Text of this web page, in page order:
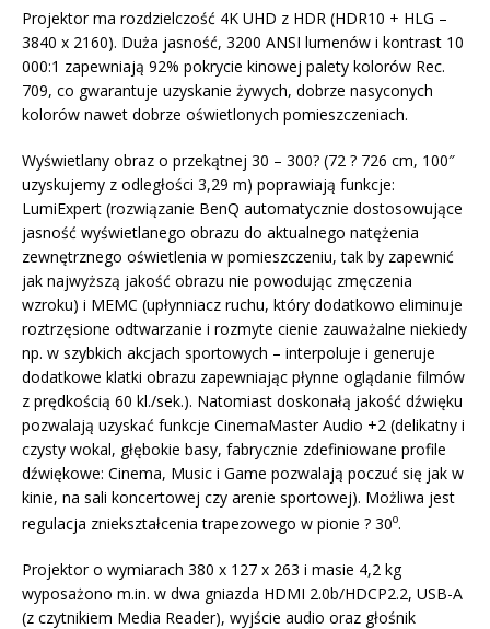
Projektor ma rozdzielczość 4K UHD z HDR (HDR10 + HLG –
3840 x 2160). Duża jasność, 3200 ANSI lumenów i kontrast 10
000:1 zapewniają 92% pokrycie kinowej palety kolorów Rec.
709, co gwarantuje uzyskanie żywych, dobrze nasyconych
kolorów nawet dobrze oświetlonych pomieszczeniach.
Wyświetlany obraz o przekątnej 30 – 300? (72 ? 726 cm, 100″
uzyskujemy z odległości 3,29 m) poprawiają funkcje:
LumiExpert (rozwiązanie BenQ automatycznie dostosowujące
jasność wyświetlanego obrazu do aktualnego natężenia
zewnętrznego oświetlenia w pomieszczeniu, tak by zapewnić
jak najwyższą jakość obrazu nie powodując zmęczenia
wzroku) i MEMC (upłynniacz ruchu, który dodatkowo eliminuje
roztrzęsione odtwarzanie i rozmyte cienie zauważalne niekiedy
np. w szybkich akcjach sportowych – interpoluje i generuje
dodatkowe klatki obrazu zapewniając płynne oglądanie filmów
z prędkością 60 kl./sek.). Natomiast doskonałą jakość dźwięku
pozwalają uzyskać funkcje CinemaMaster Audio +2 (delikatny i
czysty wokal, głębokie basy, fabrycznie zdefiniowane profile
dźwiękowe: Cinema, Music i Game pozwalają poczuć się jak w
kinie, na sali koncertowej czy arenie sportowej). Możliwa jest
regulacja zniekształcenia trapezowego w pionie ? 30o.
Projektor o wymiarach 380 x 127 x 263 i masie 4,2 kg
wyposażono m.in. w dwa gniazda HDMI 2.0b/HDCP2.2, USB-A
(z czytnikiem Media Reader), wyjście audio oraz głośnik